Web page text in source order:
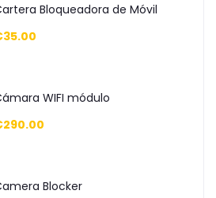
Bloqueadora de Móvil
WIFI módulo
Blocker